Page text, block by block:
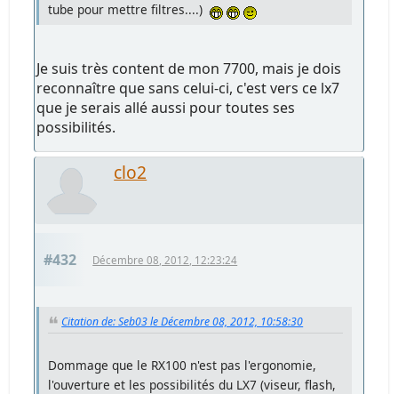
tube pour mettre filtres....)
Je suis très content de mon 7700, mais je dois
reconnaître que sans celui-ci, c'est vers ce lx7
que je serais allé aussi pour toutes ses
possibilités.
clo2
#432 Décembre 08, 2012, 12:23:24
Citation de: Seb03 le Décembre 08, 2012, 10:58:30
Dommage que le RX100 n'est pas l'ergonomie,
l'ouverture et les possibilités du LX7 (viseur, flash,